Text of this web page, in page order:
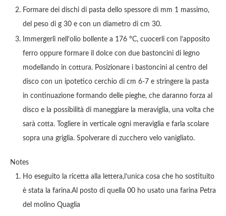
Formare dei dischi di pasta dello spessore di mm 1 massimo,
del peso di g 30 e con un diametro di cm 30.
Immergerli nell’olio bollente a 176 °C, cuocerli con l’apposito
ferro oppure formare il dolce con due bastoncini di legno
modellando in cottura. Posizionare i bastoncini al centro del
disco con un ipotetico cerchio di cm 6-7 e stringere la pasta
in continuazione formando delle pieghe, che daranno forza al
disco e la possibilità di maneggiare la meraviglia, una volta che
sarà cotta. Togliere in verticale ogni meraviglia e farla scolare
sopra una griglia. Spolverare di zucchero velo vanigliato.
Notes
Ho eseguito la ricetta alla lettera,l’unica cosa che ho sostituito
è stata la farina.Al posto di quella 00 ho usato una farina Petra
del molino Quaglia